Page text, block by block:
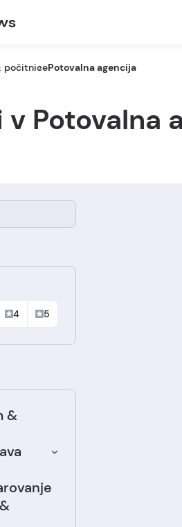
počitnicePotovalna agencija
Potovalna
4 5
&